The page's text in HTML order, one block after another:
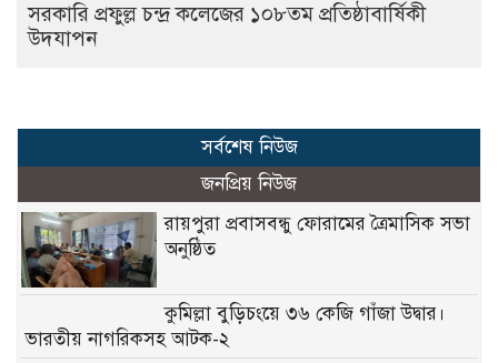
সরকারি প্রফুল্ল চন্দ্র কলেজের ১০৮তম প্রতিষ্ঠাবার্ষিকী
উদযাপন
সর্বশেষ নিউজ
জনপ্রিয় নিউজ
রায়পুরা প্রবাসবন্ধু ফোরামের ত্রৈমাসিক সভা
অনুষ্ঠিত
কুমিল্লা বুড়িচংয়ে ৩৬ কেজি গাঁজা উদ্বার।
ভারতীয় নাগরিকসহ আটক-২